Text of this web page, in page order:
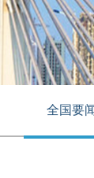
全国要